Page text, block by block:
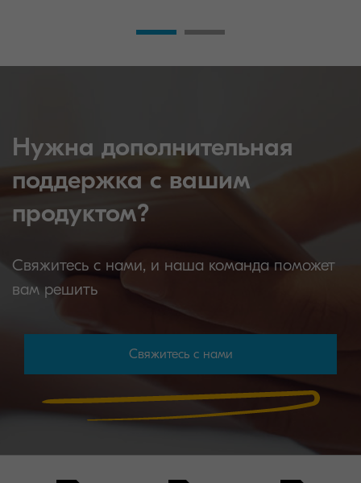
Нужна дополнительная
поддержка с вашим
продуктом?
Свяжитесь с нами, и наша команда поможет
вам решить
Свяжитесь с нами